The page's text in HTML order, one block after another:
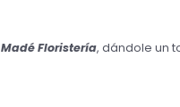
Madé Floristería, dándole un